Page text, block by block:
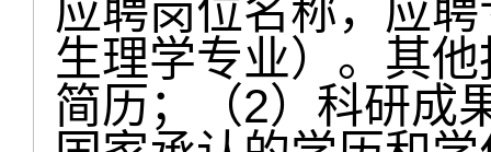
应聘岗位名称，应
生理学专业）。其
简历；（2）科研成